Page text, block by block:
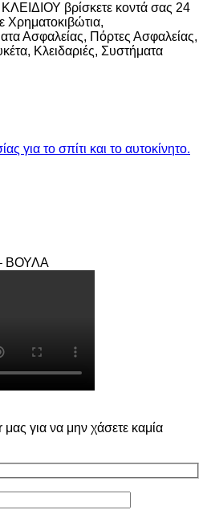
βρίσκετε κοντά σας 24
Ασφαλείας, Πόρτες Ασφαλείας,
Κλειδαριές, Συστήματα
για το σπίτι και το αυτοκίνητο.
ΒΟΥΛΑ
για να μην χάσετε καμία